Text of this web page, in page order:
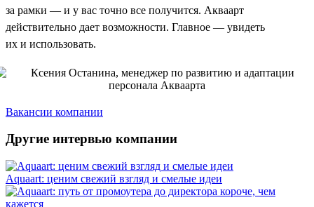
за рамки — и у вас точно все получится. Акваарт
действительно дает возможности. Главное — увидеть
их и использовать.
Вакансии компании
Другие интервью компании
Aquaart: ценим свежий взгляд и смелые идеи